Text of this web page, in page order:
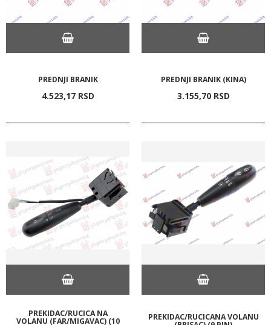
PREDNJI BRANIK
4.523,17 RSD
PREDNJI BRANIK (KINA)
3.155,70 RSD
PREKIDAC/RUCICA NA
VOLANU (FAR/MIGAVAC) (10 PREKIDAC/RUCICANA VOLANU